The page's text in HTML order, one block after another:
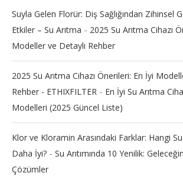
Suyla Gelen Florür: Diş Sağlığından Zihinsel
Etkiler – Su Arıtma - 2025 Su Arıtma Cihazı
Modeller ve Detaylı Rehber
2025 Su Arıtma Cihazı Önerileri: En İyi
Rehber - ETHIXFILTER - En İyi Su Arıtma
Modelleri (2025 Güncel Liste)
Klor ve Kloramin Arasındaki Farklar: Hangi
Daha İyi? - Su Arıtımında 10 Yenilik:
Çözümler